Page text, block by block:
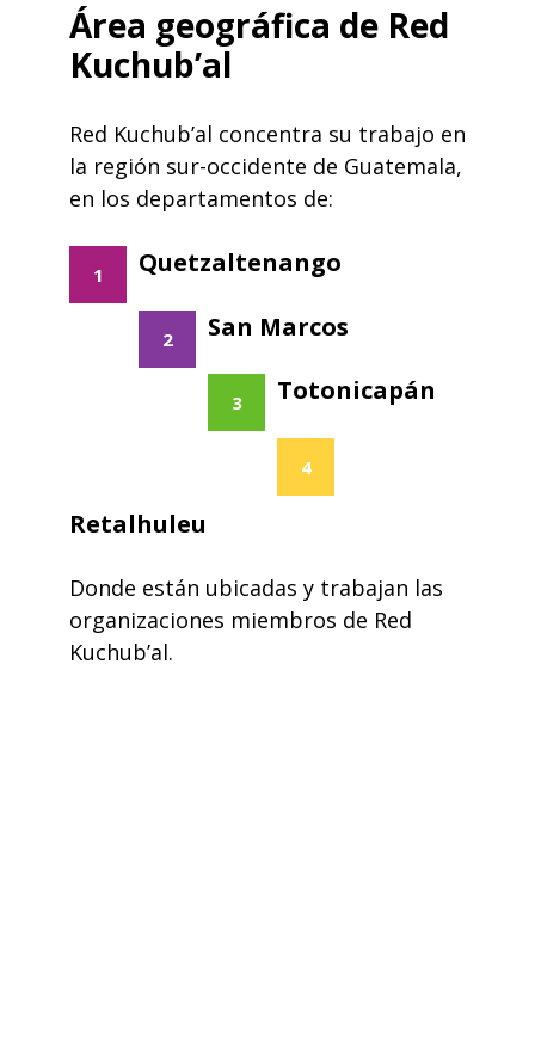
Área geográfica de Red
Kuchub’al
Red Kuchub’al concentra su trabajo en
la región sur-occidente de Guatemala,
en los departamentos de:
1 Quetzaltenango
2 San Marcos
3 Totonicapán
4
Retalhuleu
Donde están ubicadas y trabajan las
organizaciones miembros de Red
Kuchub’al.